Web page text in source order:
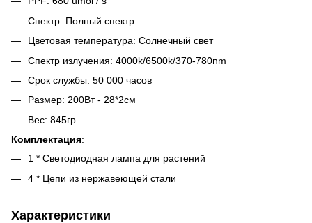
Спектр: Полный спектр
Цветовая температура: Солнечный свет
Спектр излучения: 4000k/6500k/370-780nm
Срок службы: 50 000 часов
Размер: 200Вт - 28*2см
Вес: 845гр
Комплектация:
1 * Светодиодная лампа для растений
4 * Цепи из нержавеющей стали
Характеристики